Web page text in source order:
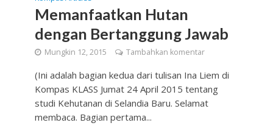
Memanfaatkan Hutan
dengan Bertanggung Jawab
Mungkin 12, 2015 Tambahkan komentar
(Ini adalah bagian kedua dari tulisan Ina Liem di
Kompas KLASS Jumat 24 April 2015 tentang
studi Kehutanan di Selandia Baru. Selamat
membaca. Bagian pertama...